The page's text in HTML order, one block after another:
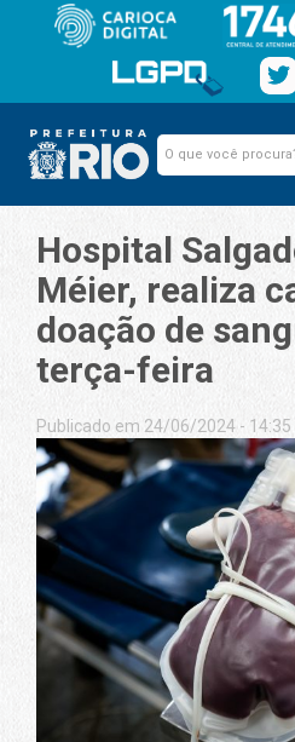
Hospital
Méier, realiza
doação de
terça-feira
Publicado em 24/06/2024 - 14:35